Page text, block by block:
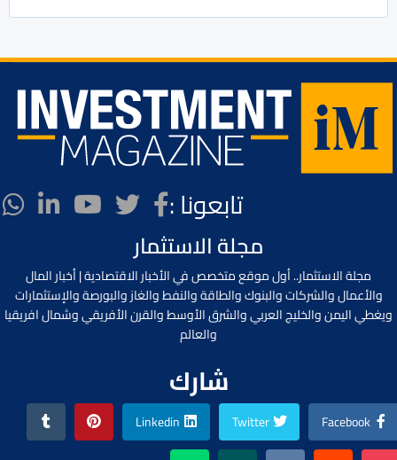
تابعونا :
مجلة الاستثمار
مجلة الاستثمار.. أول موقع متخصص في الأخبار الاقتصادية | أخبار المال
والأعمال والشركات والبنوك والطاقة والنفط والغاز والبورصة والإستثمارات
ويغطي اليمن والخليج العربي والشرق الأوسط والقرن الأفريقي وشمال افريقيا
والعالم
شارك
Facebook
Twitter
Linkedin